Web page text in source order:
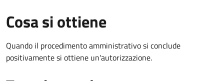
Cosa si ottiene
Quando il procedimento amministrativo si conclude
positivamente si ottiene un'autorizzazione.